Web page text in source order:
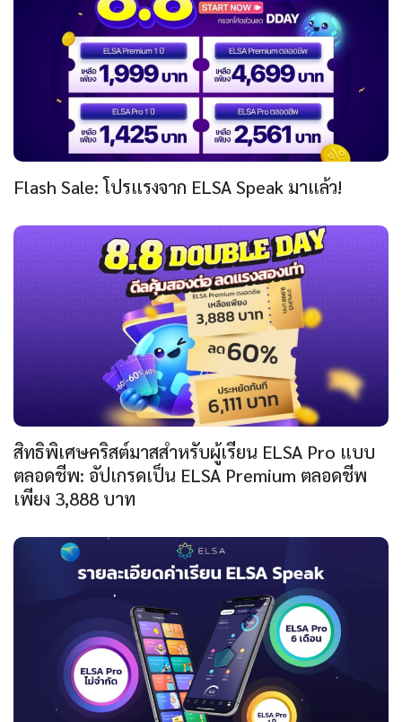
Flash Sale: โปรแรงจาก ELSA Speak มาแล้ว!
สิทธิพิเศษคริสต์มาสสำหรับผู้เรียน ELSA Pro แบบ
ตลอดชีพ: อัปเกรดเป็น ELSA Premium ตลอดชีพ
เพียง 3,888 บาท